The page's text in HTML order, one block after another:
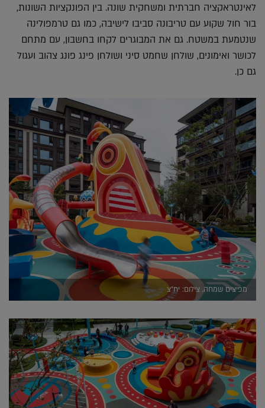
לאינטראקציה חברתית ומשחקית שונה. בין הפונקציות השונות,
בור חול שקוע עם טריבונה סביבו לישיבה, כמו גם טרמפולינה
שנטמעת במשטח. גם את המבוגרים לקחו בחשבון, עם מתחם
לכושר ואימונים, שולחן שחמט סיני ושולחן פינג פונג צהוב ועגול
גם כן.
מפיצים שמחה, צילום: יח"צ